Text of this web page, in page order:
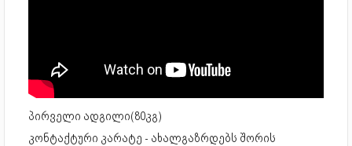
პირველი ადგილი(80კგ)
კონტაქტური კარატე - ახალგაზრდებს შორის